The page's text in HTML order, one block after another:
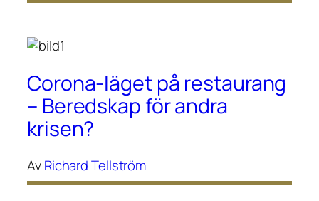
Corona-läget på restaurang
– Beredskap för andra
krisen?
AvRichard Tellström